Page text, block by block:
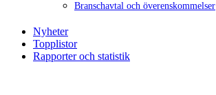
Branschavtal och överenskommelser
Nyheter
Topplistor
Rapporter och statistik